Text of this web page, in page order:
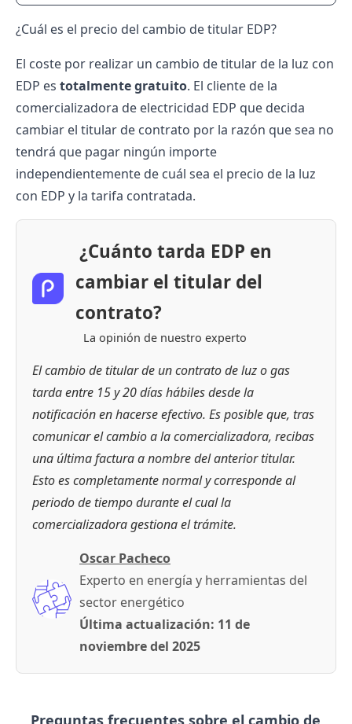
¿Cuál es el precio del cambio de titular EDP?
El coste por realizar un cambio de titular de la luz con
EDP es totalmente gratuito. El cliente de la
comercializadora de electricidad EDP que decida
cambiar el titular de contrato por la razón que sea no
tendrá que pagar ningún importe
independientemente de cuál sea el precio de la luz
con EDP y la tarifa contratada.
¿Cuánto tarda EDP en
cambiar el titular del
contrato?
La opinión de nuestro experto
El cambio de titular de un contrato de luz o gas
tarda entre 15 y 20 días hábiles desde la
notificación en hacerse efectivo. Es posible que, tras
comunicar el cambio a la comercializadora, recibas
una última factura a nombre del anterior titular.
Esto es completamente normal y corresponde al
periodo de tiempo durante el cual la
comercializadora gestiona el trámite.
Oscar Pacheco
Experto en energía y herramientas del
sector energético
Última actualización: 11 de
noviembre del 2025
Preguntas frecuentes sobre el cambio de